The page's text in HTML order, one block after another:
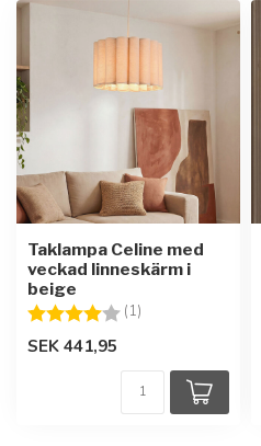
Taklampa Celine med
veckad linneskärm i
beige
Betyg:
(1)
SEK 441,95